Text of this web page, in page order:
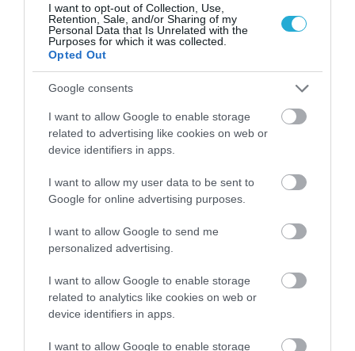
I want to opt-out of Collection, Use,
Retention, Sale, and/or Sharing of my
Personal Data that Is Unrelated with the
Purposes for which it was collected.
Opted Out
Google consents
I want to allow Google to enable storage
related to advertising like cookies on web or
device identifiers in apps.
I want to allow my user data to be sent to
Google for online advertising purposes.
I want to allow Google to send me
personalized advertising.
I want to allow Google to enable storage
related to analytics like cookies on web or
device identifiers in apps.
I want to allow Google to enable storage
Ακολουθήστε τοfoodlife.gr στο Google
Newsκαι μάθετε πρώτοι όλες τις ειδήσεις
ΚΑΤΑΝΑΛΩΤΕΣ ΚΑΤΑΣΤΗΜΑΤΑ ΣΟΥΠΕΡ ΜΑΡΚΕΤ
ΠΕΡΙΣΣΟΤΕΡA